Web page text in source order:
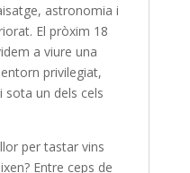
astronomia i
El pròxim 18
a viure una
privilegiat,
sota un dels cels
per tastar vins
Entre ceps de